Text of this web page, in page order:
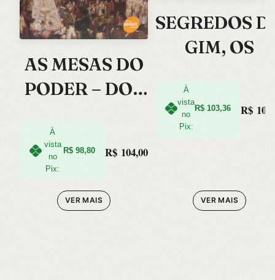
AS MESAS DO
PODER – DOS
GREGOS AO
ELISEU
À
vista
no
Pix:
R$ 98,80 R$ 104,00
VER MAIS
SEGREDOS
GIM, OS
À
vista
no
Pix:
R$ 103,36 R$
VER MAIS